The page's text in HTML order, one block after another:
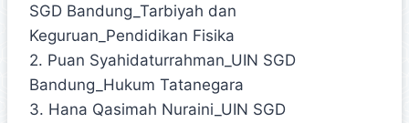
SGD Bandung_Tarbiyah dan
Keguruan_Pendidikan Fisika
2. Puan Syahidaturrahman_UIN SGD
Bandung_Hukum Tatanegara
3. Hana Qasimah Nuraini_UIN SGD